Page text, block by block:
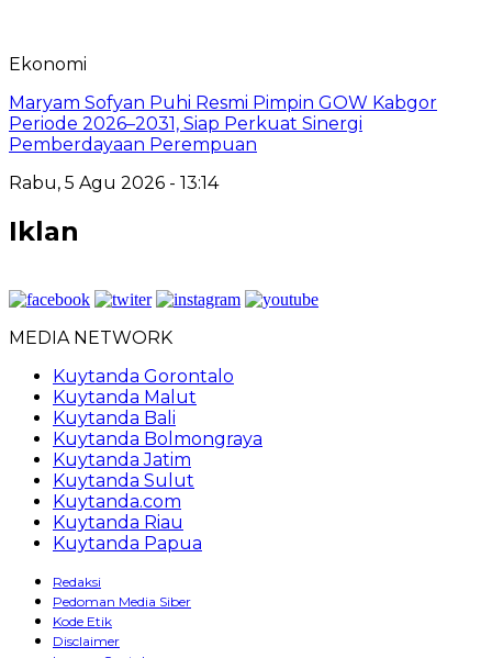
Ekonomi
Maryam Sofyan Puhi Resmi Pimpin GOW Kabgor
Periode 2026–2031, Siap Perkuat Sinergi
Pemberdayaan Perempuan
Rabu, 5 Agu 2026 - 13:14
Iklan
MEDIA NETWORK
Kuytanda Gorontalo
Kuytanda Malut
Kuytanda Bali
Kuytanda Bolmongraya
Kuytanda Jatim
Kuytanda Sulut
Kuytanda.com
Kuytanda Riau
Kuytanda Papua
Redaksi
Pedoman Media Siber
Kode Etik
Disclaimer